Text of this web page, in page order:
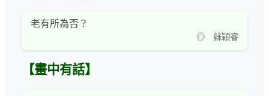
老有所為否？
◎ 蘇穎睿
【畫中有話】